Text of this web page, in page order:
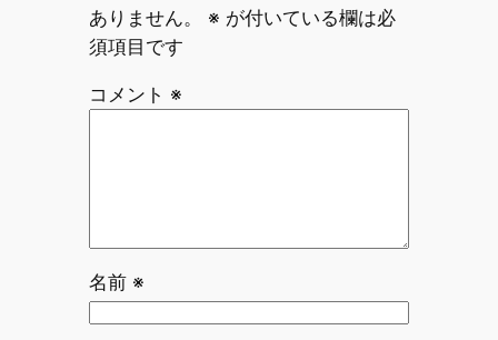
ありません。
※ が付いている欄は必
須項目です
コメント ※
名前 ※